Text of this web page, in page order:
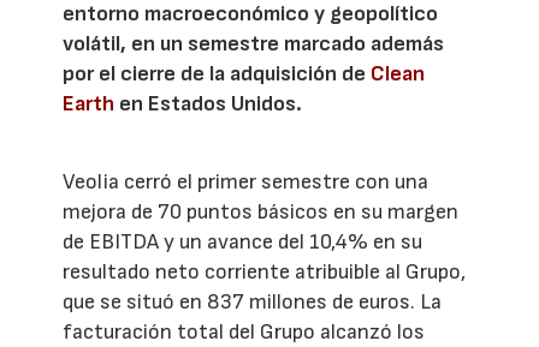
entorno macroeconómico y geopolítico
volátil, en un semestre marcado además
por el cierre de la adquisición de Clean
Earth en Estados Unidos.
Veolia cerró el primer semestre con una
mejora de 70 puntos básicos en su margen
de EBITDA y un avance del 10,4% en su
resultado neto corriente atribuible al Grupo,
que se situó en 837 millones de euros. La
facturación total del Grupo alcanzó los